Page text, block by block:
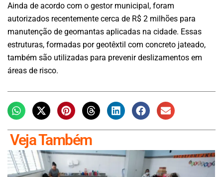
Ainda de acordo com o gestor municipal, foram
autorizados recentemente cerca de R$ 2 milhões para
manutenção de geomantas aplicadas na cidade. Essas
estruturas, formadas por geotêxtil com concreto jateado,
também são utilizadas para prevenir deslizamentos em
áreas de risco.
Veja Também